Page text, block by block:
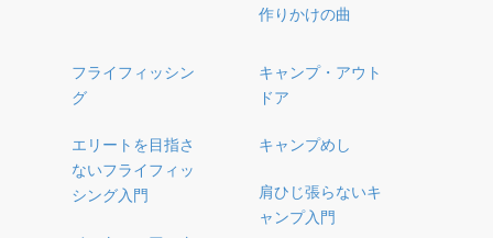
作りかけの曲
フライフィッシン
グ
エリートを目指さ
ないフライフィッ
シング入門
キャンプ・アウト
ドア
キャンプめし
肩ひじ張らないキ
ャンプ入門